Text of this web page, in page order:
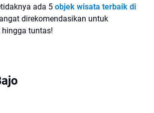
ada 5 objek wisata terbaik di
direkomendasikan untuk
tuntas!